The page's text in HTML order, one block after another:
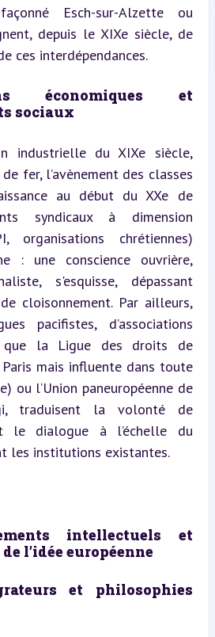
Esch-sur-Alzette ou
depuis le XIXe siècle, de
ces interdépendances.
économiques et
sociaux
industrielle du XIXe siècle,
de fer, l’avènement des classes
au début du XXe de
syndicaux à dimension
organisations chrétiennes)
: une conscience ouvrière,
s'esquisse, dépassant
cloisonnement. Par ailleurs,
pacifistes, d’associations
la Ligue des droits de
Paris mais influente dans toute
ou l’Union paneuropéenne de
traduisent la volonté de
le dialogue à l’échelle du
les institutions existantes.
intellectuels et
l’idée européenne
et philosophies